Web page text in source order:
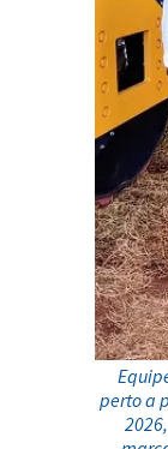
perto a
2026